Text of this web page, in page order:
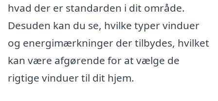
hvad der er standarden i dit område.
Desuden kan du se, hvilke typer vinduer
og energimærkninger der tilbydes, hvilket
kan være afgørende for at vælge de
rigtige vinduer til dit hjem.